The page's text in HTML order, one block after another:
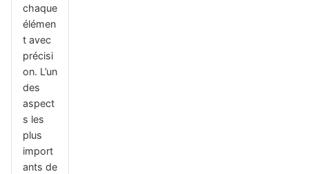
chaque
élémen
t avec
précisi
on. L’un
des
aspect
s les
plus
import
ants de